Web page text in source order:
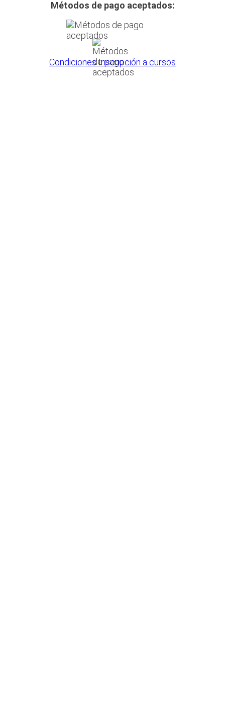
Métodos de pago aceptados:
Condiciones Inscripción a cursos